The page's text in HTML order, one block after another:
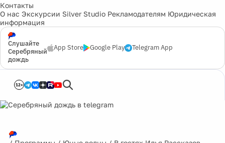
Контакты
О нас Экскурсии Silver Studio Рекламодателям Юридическая
информация
Слушайте
Серебряный
дождь
App Store Google Play Telegram App
12+